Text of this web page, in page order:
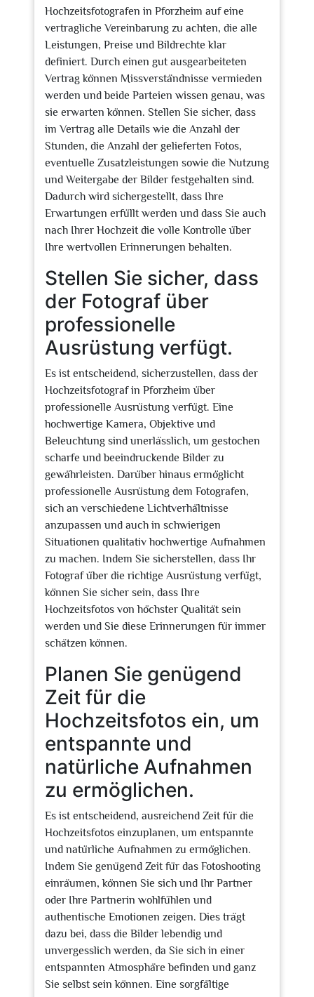
Hochzeitsfotografen in Pforzheim auf eine
vertragliche Vereinbarung zu achten, die alle
Leistungen, Preise und Bildrechte klar
definiert. Durch einen gut ausgearbeiteten
Vertrag können Missverständnisse vermieden
werden und beide Parteien wissen genau, was
sie erwarten können. Stellen Sie sicher, dass
im Vertrag alle Details wie die Anzahl der
Stunden, die Anzahl der gelieferten Fotos,
eventuelle Zusatzleistungen sowie die Nutzung
und Weitergabe der Bilder festgehalten sind.
Dadurch wird sichergestellt, dass Ihre
Erwartungen erfüllt werden und dass Sie auch
nach Ihrer Hochzeit die volle Kontrolle über
Ihre wertvollen Erinnerungen behalten.
Stellen Sie sicher, dass
der Fotograf über
professionelle
Ausrüstung verfügt.
Es ist entscheidend, sicherzustellen, dass der
Hochzeitsfotograf in Pforzheim über
professionelle Ausrüstung verfügt. Eine
hochwertige Kamera, Objektive und
Beleuchtung sind unerlässlich, um gestochen
scharfe und beeindruckende Bilder zu
gewährleisten. Darüber hinaus ermöglicht
professionelle Ausrüstung dem Fotografen,
sich an verschiedene Lichtverhältnisse
anzupassen und auch in schwierigen
Situationen qualitativ hochwertige Aufnahmen
zu machen. Indem Sie sicherstellen, dass Ihr
Fotograf über die richtige Ausrüstung verfügt,
können Sie sicher sein, dass Ihre
Hochzeitsfotos von höchster Qualität sein
werden und Sie diese Erinnerungen für immer
schätzen können.
Planen Sie genügend
Zeit für die
Hochzeitsfotos ein, um
entspannte und
natürliche Aufnahmen
zu ermöglichen.
Es ist entscheidend, ausreichend Zeit für die
Hochzeitsfotos einzuplanen, um entspannte
und natürliche Aufnahmen zu ermöglichen.
Indem Sie genügend Zeit für das Fotoshooting
einräumen, können Sie sich und Ihr Partner
oder Ihre Partnerin wohlfühlen und
authentische Emotionen zeigen. Dies trägt
dazu bei, dass die Bilder lebendig und
unvergesslich werden, da Sie sich in einer
entspannten Atmosphäre befinden und ganz
Sie selbst sein können. Eine sorgfältige